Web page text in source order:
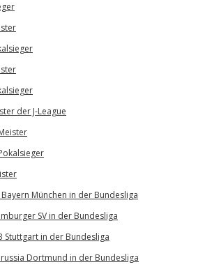
der J-League
München in der Bundesliga
SV in der Bundesliga
Stuttgart in der Bundesliga
Dortmund in der Bundesliga